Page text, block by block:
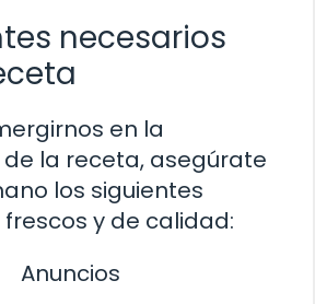
necesarios
en la
la receta, asegúrate
los siguientes
y de calidad:
Anuncios